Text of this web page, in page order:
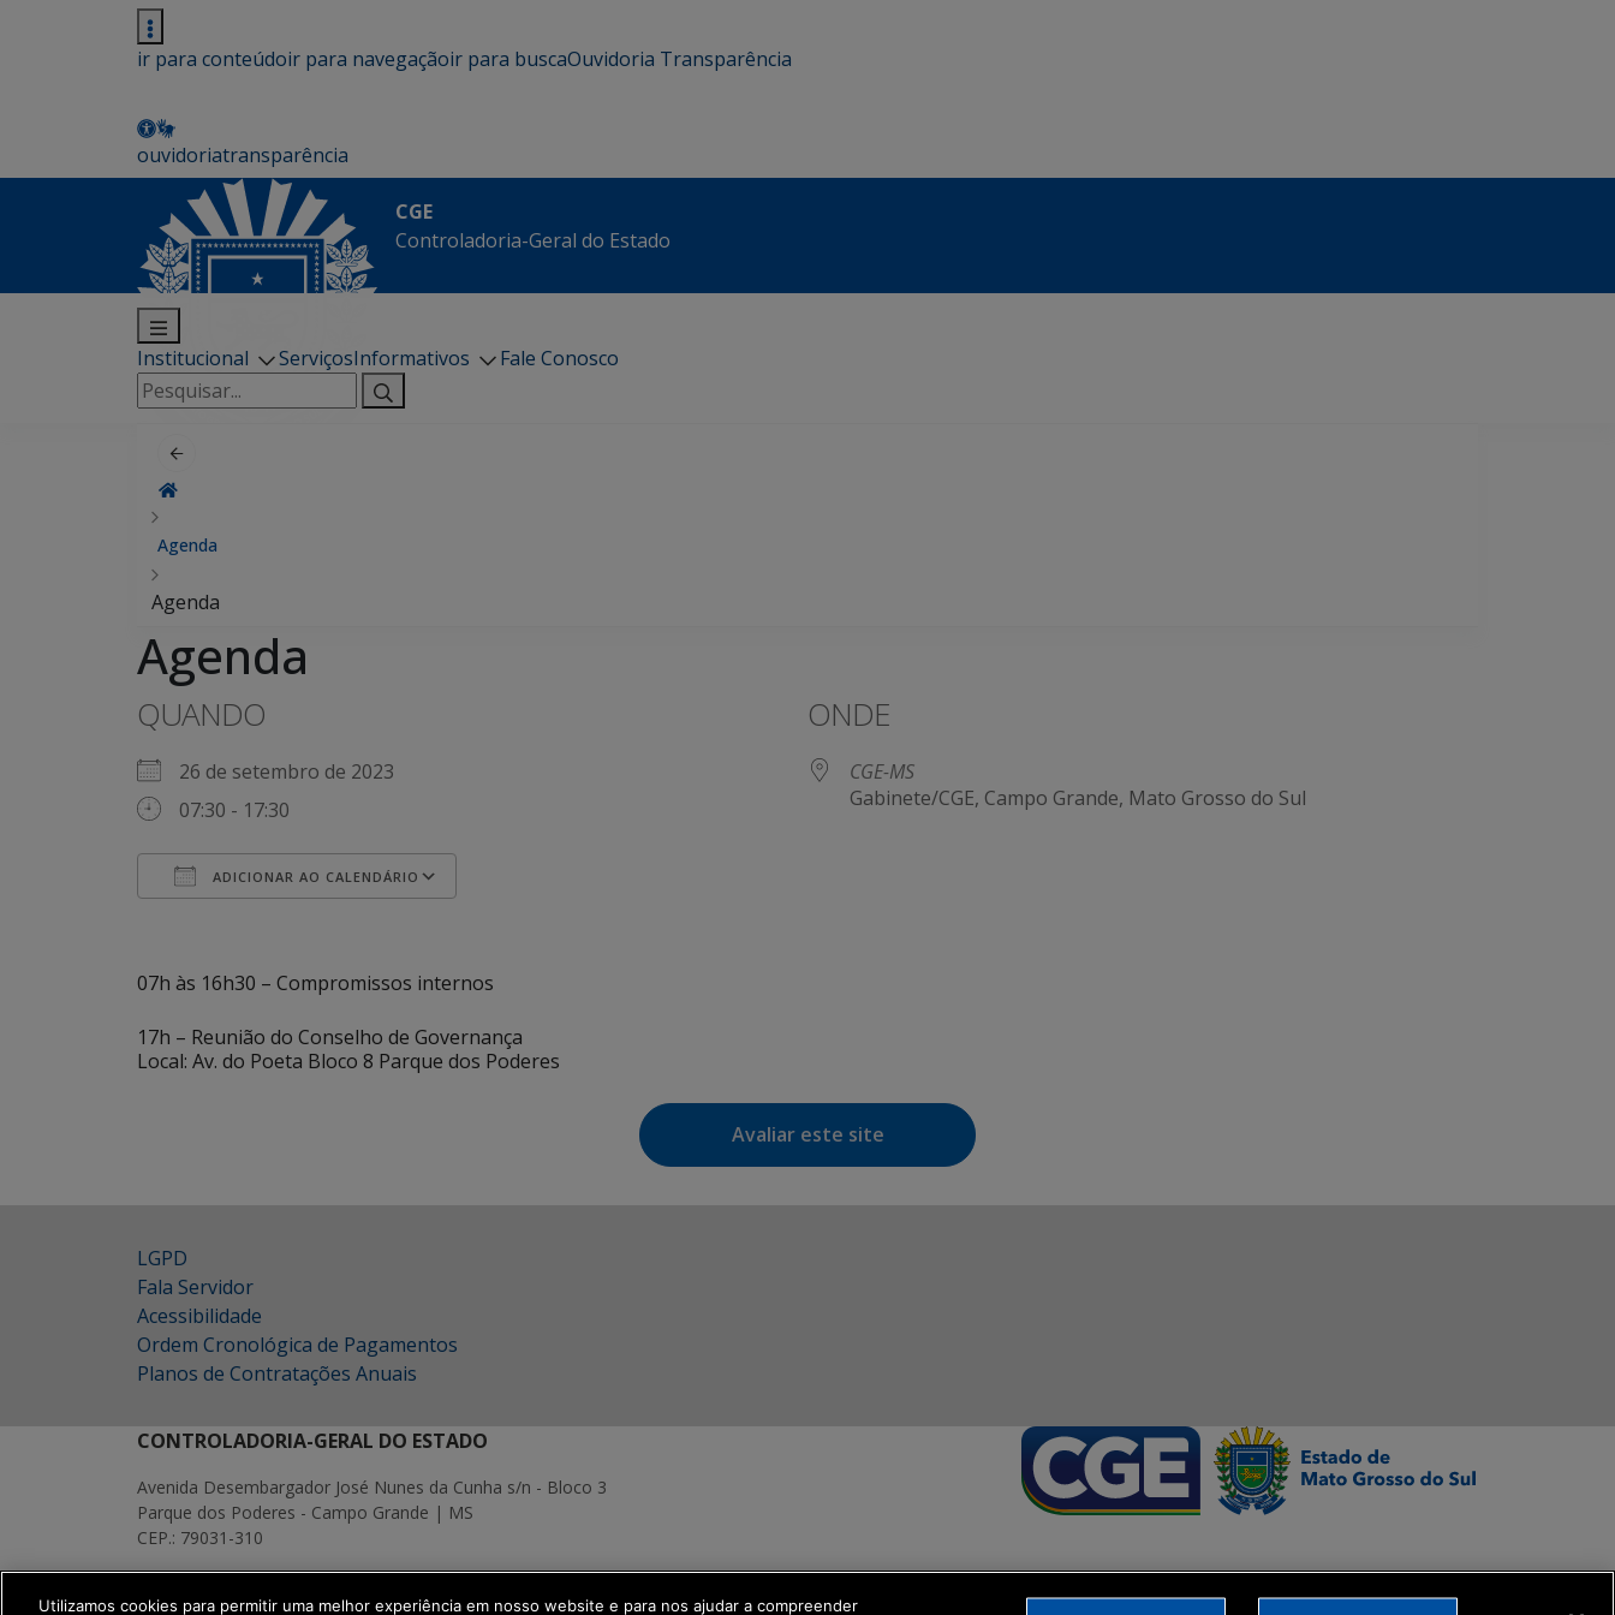
ir para conteúdoir para navegaçãoir para buscaOuvidoria Transparência
ouvidoriatransparência
CGE
Controladoria-Geral do Estado
Institucional ServiçosInformativos
Fale Conosco
Pesquisar
por:
Agenda
Agenda
Agenda
QUANDO
26 de setembro de 2023
07:30 - 17:30
ADICIONAR AO CALENDÁRIO
ONDE
CGE-MS
Gabinete/CGE, Campo Grande, Mato Grosso do Sul
07h às 16h30 – Compromissos internos
17h – Reunião do Conselho de Governança
Local: Av. do Poeta Bloco 8 Parque dos Poderes
Avaliar este site
LGPD
Fala Servidor
Acessibilidade
Ordem Cronológica de Pagamentos
Planos de Contratações Anuais
CONTROLADORIA-GERAL DO ESTADO
Avenida Desembargador José Nunes da Cunha s/n - Bloco 3
Parque dos Poderes - Campo Grande | MS
CEP.: 79031-310
Utilizamos cookies para permitir uma melhor experiência em nosso website e para nos ajudar a compreender